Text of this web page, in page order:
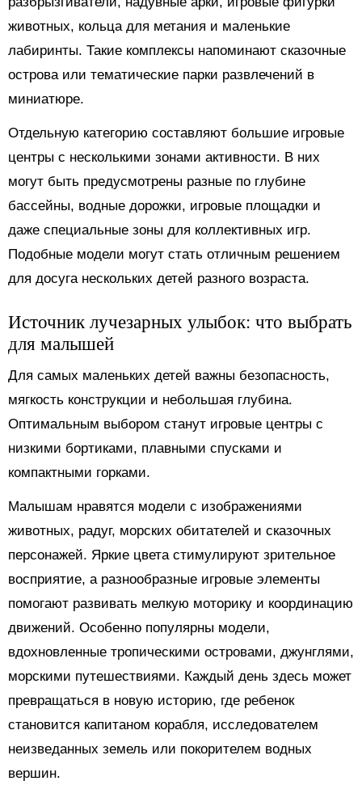
животных, кольца для метания и маленькие
лабиринты. Такие комплексы напоминают сказочные
острова или тематические парки развлечений в
миниатюре.
Отдельную категорию составляют большие игровые
центры с несколькими зонами активности. В них
могут быть предусмотрены разные по глубине
бассейны, водные дорожки, игровые площадки и
даже специальные зоны для коллективных игр.
Подобные модели могут стать отличным решением
для досуга нескольких детей разного возраста.
Источник лучезарных улыбок: что выбрать
для малышей
Для самых маленьких детей важны безопасность,
мягкость конструкции и небольшая глубина.
Оптимальным выбором станут игровые центры с
низкими бортиками, плавными спусками и
компактными горками.
Малышам нравятся модели с изображениями
животных, радуг, морских обитателей и сказочных
персонажей. Яркие цвета стимулируют зрительное
восприятие, а разнообразные игровые элементы
помогают развивать мелкую моторику и координацию
движений. Особенно популярны модели,
вдохновленные тропическими островами, джунглями,
морскими путешествиями. Каждый день здесь может
превращаться в новую историю, где ребенок
становится капитаном корабля, исследователем
неизведанных земель или покорителем водных
вершин.